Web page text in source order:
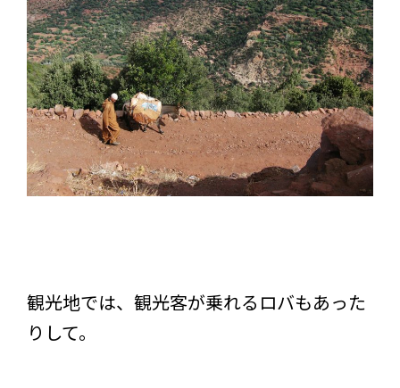
観光地では、観光客が乗れるロバもあった
りして。